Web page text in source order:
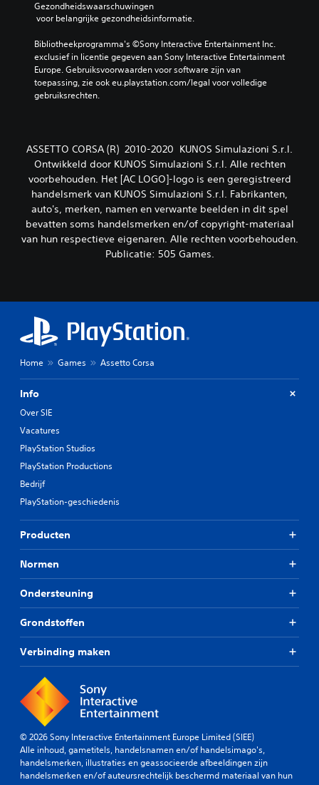
Gezondheidswaarschuwingen
voor belangrijke gezondheidsinformatie.
Bibliotheekprogramma's ©Sony Interactive Entertainment Inc.
exclusief in licentie gegeven aan Sony Interactive Entertainment
Europe. Gebruiksvoorwaarden voor software zijn van
toepassing, zie ook eu.playstation.com/legal voor volledige
gebruiksrechten.
ASSETTO CORSA (R) 2010-2020 KUNOS Simulazioni S.r.l.
Ontwikkeld door KUNOS Simulazioni S.r.l. Alle rechten
voorbehouden. Het [AC LOGO]-logo is een geregistreerd
handelsmerk van KUNOS Simulazioni S.r.l. Fabrikanten,
auto's, merken, namen en verwante beelden in dit spel
bevatten soms handelsmerken en/of copyright-materiaal
van hun respectieve eigenaren. Alle rechten voorbehouden.
Publicatie: 505 Games.
Home Games Assetto Corsa
Info
Over SIE
Vacatures
PlayStation Studios
PlayStation Productions
Bedrijf
PlayStation-geschiedenis
Producten
Normen
Ondersteuning
Grondstoffen
Verbinding maken
© 2026 Sony Interactive Entertainment Europe Limited (SIEE)
Alle inhoud, gametitels, handelsnamen en/of handelsimago's,
handelsmerken, illustraties en geassocieerde afbeeldingen zijn
handelsmerken en/of auteursrechtelijk beschermd materiaal van hun